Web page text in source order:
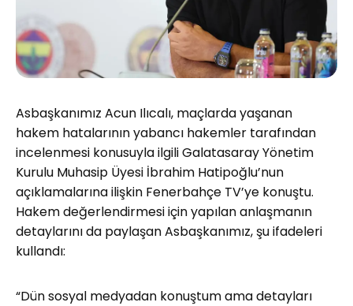
Asbaşkanımız Acun Ilıcalı, maçlarda yaşanan
hakem hatalarının yabancı hakemler tarafından
incelenmesi konusuyla ilgili Galatasaray Yönetim
Kurulu Muhasip Üyesi İbrahim Hatipoğlu’nun
açıklamalarına ilişkin Fenerbahçe TV’ye konuştu.
Hakem değerlendirmesi için yapılan anlaşmanın
detaylarını da paylaşan Asbaşkanımız, şu ifadeleri
kullandı:
“Dün sosyal medyadan konuştum ama detayları